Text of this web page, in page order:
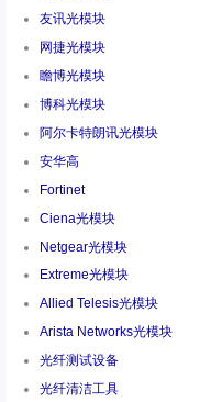
友讯光模块
网捷光模块
瞻博光模块
博科光模块
阿尔卡特朗讯光模块
安华高
Fortinet
Ciena光模块
Netgear光模块
Extreme光模块
Allied Telesis光模块
Arista Networks光模块
光纤测试设备
光纤清洁工具